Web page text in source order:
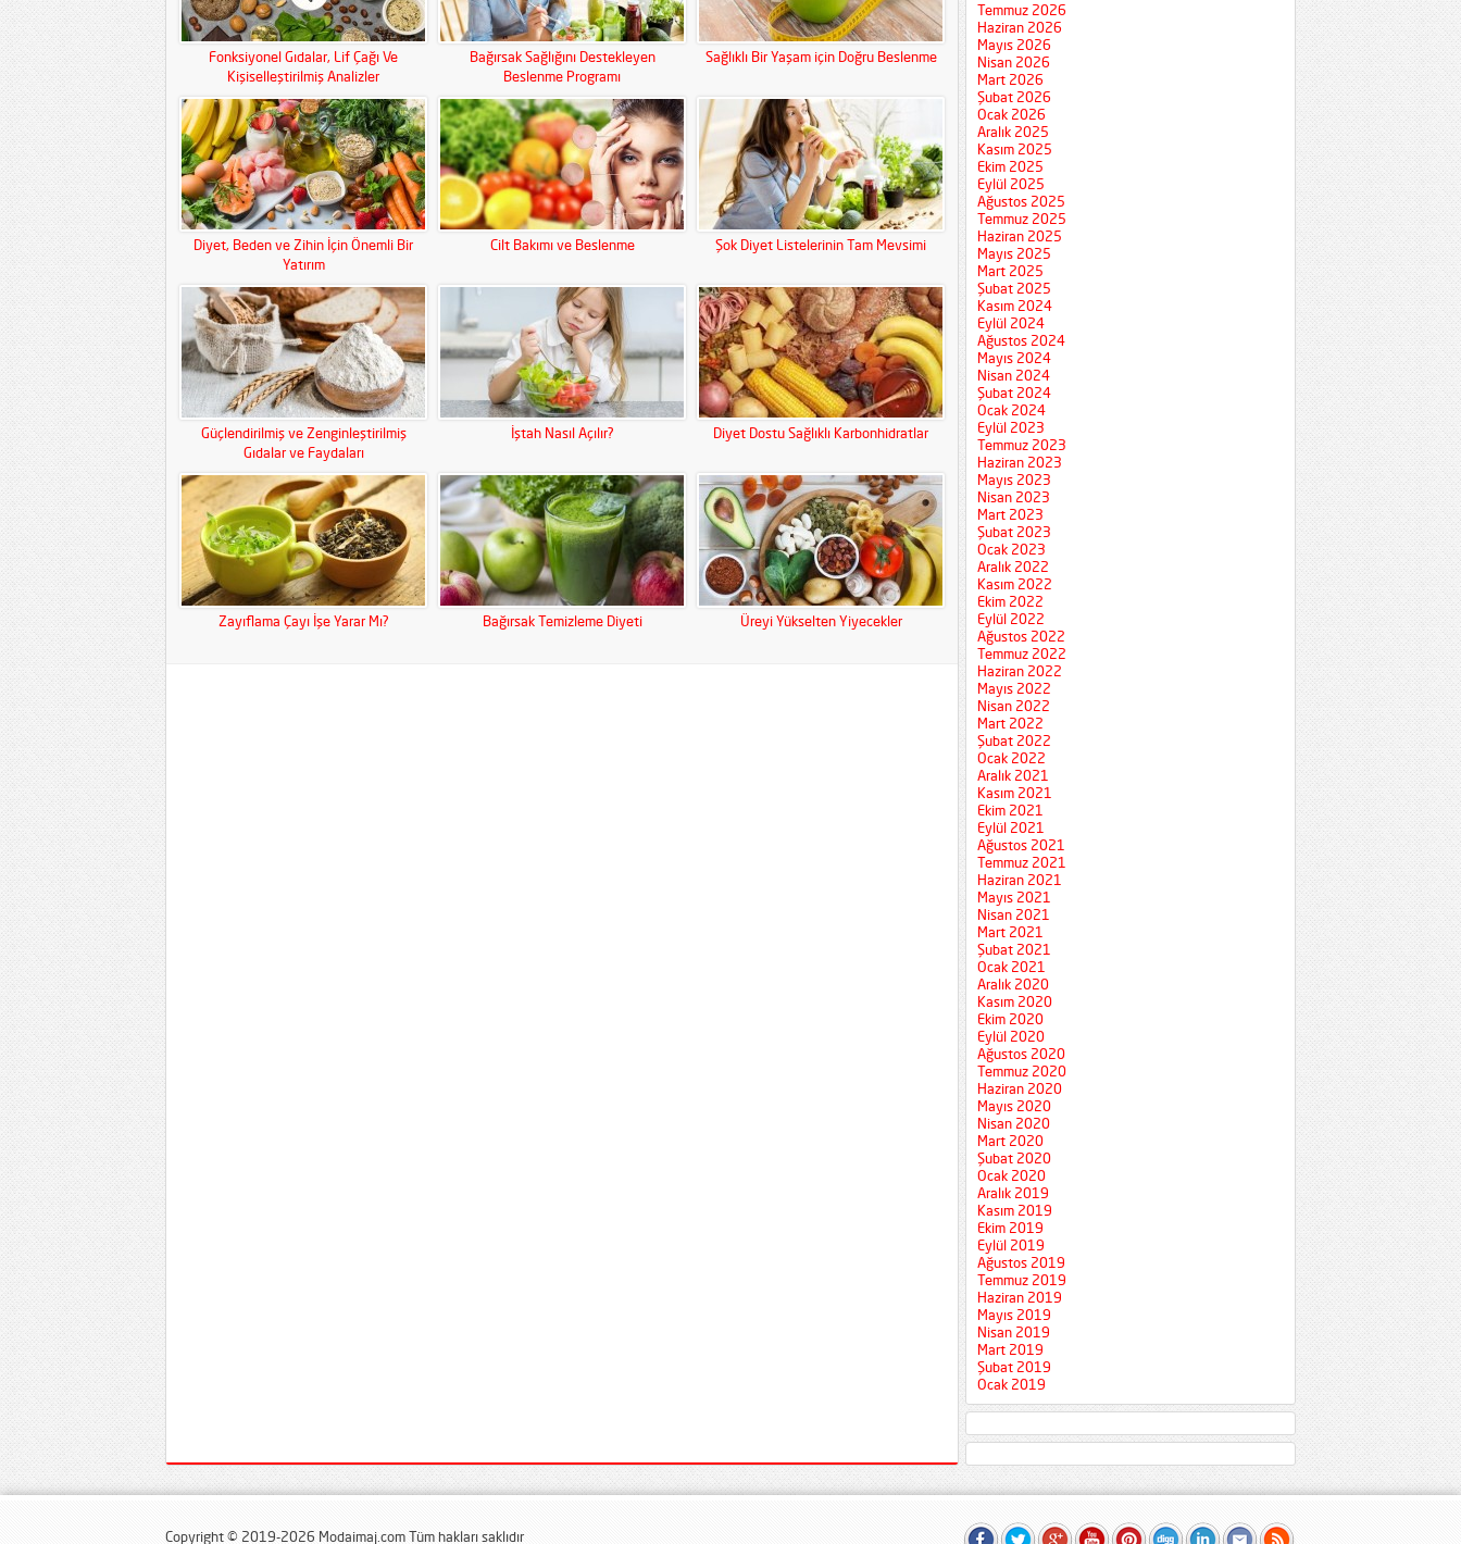
Fonksiyonel Gıdalar, Lif Çağı Ve
Kişiselleştirilmiş Analizler
Bağırsak Sağlığını Destekleyen
Beslenme Programı
Sağlıklı Bir Yaşam için Doğru Beslenme
Diyet, Beden ve Zihin İçin Önemli Bir
Yatırım
Cilt Bakımı ve Beslenme Şok Diyet Listelerinin Tam Mevsimi
Güçlendirilmiş ve Zenginleştirilmiş
Gıdalar ve Faydaları
İştah Nasıl Açılır? Diyet Dostu Sağlıklı Karbonhidratlar
Zayıflama Çayı İşe Yarar Mı? Bağırsak Temizleme Diyeti Üreyi Yükselten Yiyecekler
Temmuz 2026
Haziran 2026
Mayıs 2026
Nisan 2026
Mart 2026
Şubat 2026
Ocak 2026
Aralık 2025
Kasım 2025
Ekim 2025
Eylül 2025
Ağustos 2025
Temmuz 2025
Haziran 2025
Mayıs 2025
Mart 2025
Şubat 2025
Kasım 2024
Eylül 2024
Ağustos 2024
Mayıs 2024
Nisan 2024
Şubat 2024
Ocak 2024
Eylül 2023
Temmuz 2023
Haziran 2023
Mayıs 2023
Nisan 2023
Mart 2023
Şubat 2023
Ocak 2023
Aralık 2022
Kasım 2022
Ekim 2022
Eylül 2022
Ağustos 2022
Temmuz 2022
Haziran 2022
Mayıs 2022
Nisan 2022
Mart 2022
Şubat 2022
Ocak 2022
Aralık 2021
Kasım 2021
Ekim 2021
Eylül 2021
Ağustos 2021
Temmuz 2021
Haziran 2021
Mayıs 2021
Nisan 2021
Mart 2021
Şubat 2021
Ocak 2021
Aralık 2020
Kasım 2020
Ekim 2020
Eylül 2020
Ağustos 2020
Temmuz 2020
Haziran 2020
Mayıs 2020
Nisan 2020
Mart 2020
Şubat 2020
Ocak 2020
Aralık 2019
Kasım 2019
Ekim 2019
Eylül 2019
Ağustos 2019
Temmuz 2019
Haziran 2019
Mayıs 2019
Nisan 2019
Mart 2019
Şubat 2019
Ocak 2019
Copyright © 2019-2026 Modaimaj.com Tüm hakları saklıdır